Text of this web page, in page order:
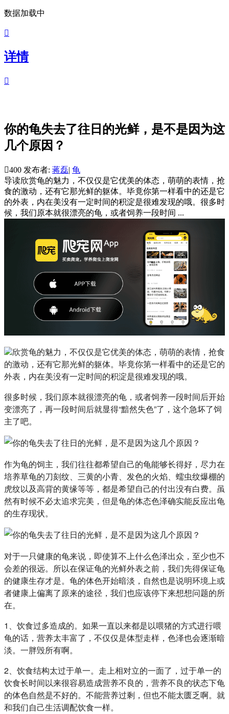
数据加载中

详情

你的龟失去了往日的光鲜，是不是因为这
几个原因？
400 发布者: 蒋磊| 龟
导读欣赏龟的魅力，不仅仅是它优美的体态，萌萌的表情，抢
食的激动，还有它那光鲜的躯体。毕竟你第一样看中的还是它
的外表，内在美没有一定时间的积淀是很难发现的哦。很多时
候，我们原本就很漂亮的龟，或者饲养一段时间 ...
欣赏龟的魅力，不仅仅是它优美的体态，萌萌的表情，抢食
的激动，还有它那光鲜的躯体。毕竟你第一样看中的还是它的
外表，内在美没有一定时间的积淀是很难发现的哦。
很多时候，我们原本就很漂亮的龟，或者饲养一段时间后开始
变漂亮了，再一段时间后就显得“黯然失色”了，这个急坏了饲
主了吧。
作为龟的饲主，我们往往都希望自己的龟能够长得好，尽力在
培养草龟的刀刻纹、三黄的小青、发色的火焰、蠕虫纹爆棚的
虎纹以及高背的黄缘等等，都是希望自己的付出没有白费。虽
然有时候不必太追求完美，但是龟的体态色泽确实能反应出龟
的生存现状。
对于一只健康的龟来说，即使算不上什么色泽出众，至少也不
会差的很远。所以在保证龟的光鲜外表之前，我们先得保证龟
的健康生存才是。龟的体色开始暗淡，自然也是说明环境上或
者健康上偏离了原来的途径，我们也应该停下来想想问题的所
在。
1、饮食过多造成的。如果一直以来都是以喂猪的方式进行喂
龟的话，营养太丰富了，不仅仅是体型走样，色泽也会逐渐暗
淡。一胖毁所有啊。
2、饮食结构太过于单一。走上相对立的一面了，过于单一的
饮食长时间以来很容易造成营养不良的，营养不良的状态下龟
的体色自然是不好的。不能营养过剩，但也不能太匮乏啊。就
和我们自己生活调配饮食一样。